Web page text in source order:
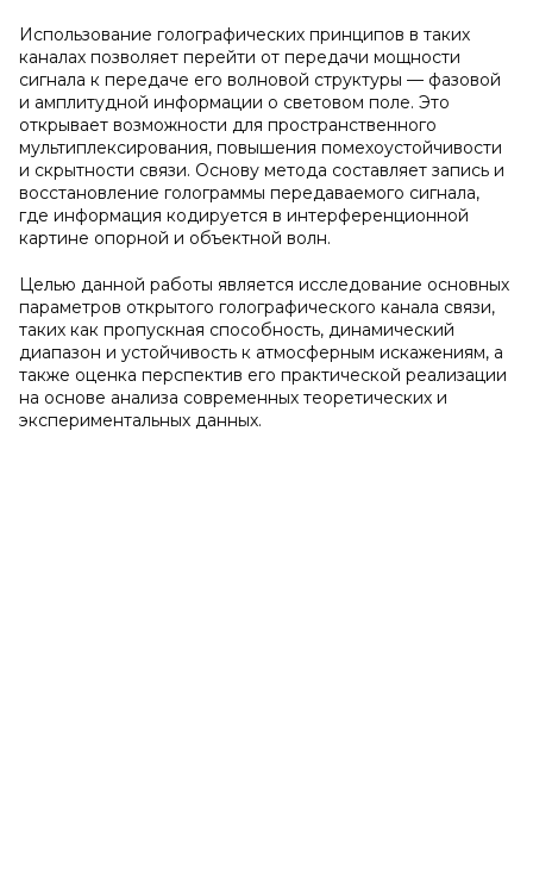
Использование голографических принципов в таких
каналах позволяет перейти от передачи мощности
сигнала к передаче его волновой структуры — фазовой
и амплитудной информации о световом поле. Это
открывает возможности для пространственного
мультиплексирования, повышения помехоустойчивости
и скрытности связи. Основу метода составляет запись и
восстановление голограммы передаваемого сигнала,
где информация кодируется в интерференционной
картине опорной и объектной волн.
Целью данной работы является исследование основных
параметров открытого голографического канала связи,
таких как пропускная способность, динамический
диапазон и устойчивость к атмосферным искажениям, а
также оценка перспектив его практической реализации
на основе анализа современных теоретических и
экспериментальных данных.